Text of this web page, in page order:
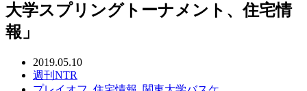
大学スプリングトーナメント、住宅情
報」
2019.05.10
週刊NTR